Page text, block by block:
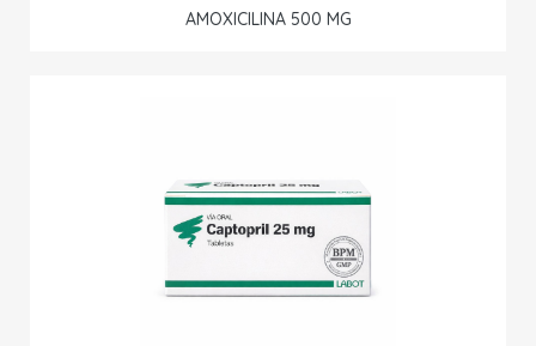
AMOXICILINA 500 MG